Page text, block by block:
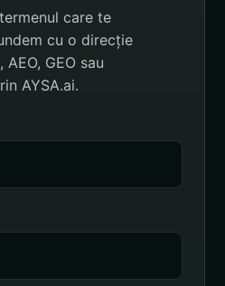
care te
cu o direcție
GEO sau
AYSA.ai.